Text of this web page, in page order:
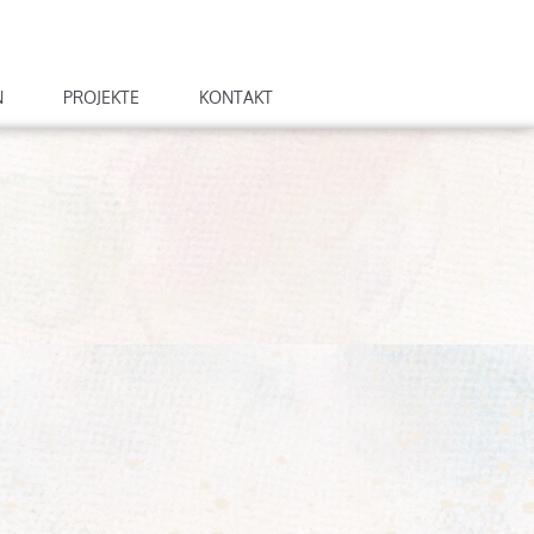
PROJEKTE KONTAKT